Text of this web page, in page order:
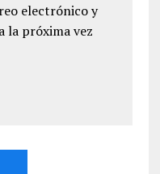
electrónico y
la próxima vez